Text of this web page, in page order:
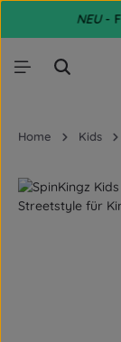
Zum Hauptinhalt
NEU-
Home Kids
Bildergalerie